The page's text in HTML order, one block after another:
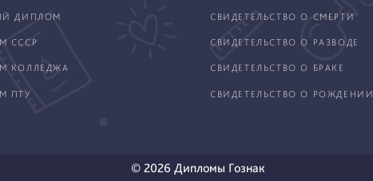
ДИПЛОМ СВИДЕТЕЛЬСТВО О СМЕРТИ
СССР СВИДЕТЕЛЬСТВО О РАЗВОДЕ
КОЛЛЕДЖА СВИДЕТЕЛЬСТВО О БРАКЕ
ПТУ СВИДЕТЕЛЬСТВО О РОЖДЕНИИ
© 2026 Дипломы Гознак